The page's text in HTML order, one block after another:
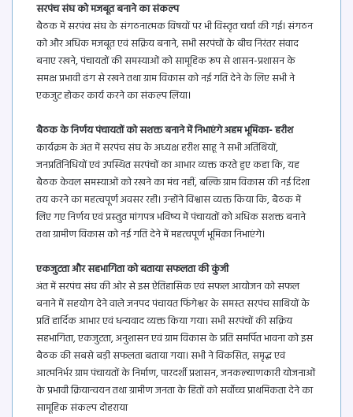
सरपंच संघ को मजबूत बनाने का संकल्प
बैठक में सरपंच संघ के संगठनात्मक विषयों पर भी विस्तृत चर्चा की गई। संगठन
को और अधिक मजबूत एवं सक्रिय बनाने, सभी सरपंचों के बीच निरंतर संवाद
बनाए रखने, पंचायतों की समस्याओं को सामूहिक रूप से शासन-प्रशासन के
समक्ष प्रभावी ढंग से रखने तथा ग्राम विकास को नई गति देने के लिए सभी ने
एकजुट होकर कार्य करने का संकल्प लिया।
बैठक के निर्णय पंचायतों को सशक्त बनाने में निभाएंगे अहम भूमिका- हरीश
कार्यक्रम के अंत में सरपंच संघ के अध्यक्ष हरीश साहू ने सभी अतिथियों,
जनप्रतिनिधियों एवं उपस्थित सरपंचों का आभार व्यक्त करते हुए कहा कि, यह
बैठक केवल समस्याओं को रखने का मंच नहीं, बल्कि ग्राम विकास की नई दिशा
तय करने का महत्वपूर्ण अवसर रही। उन्होंने विश्वास व्यक्त किया कि, बैठक में
लिए गए निर्णय एवं प्रस्तुत मांगपत्र भविष्य में पंचायतों को अधिक सशक्त बनाने
तथा ग्रामीण विकास को नई गति देने में महत्वपूर्ण भूमिका निभाएंगे।
एकजुटता और सहभागिता को बताया सफलता की कुंजी
अंत में सरपंच संघ की ओर से इस ऐतिहासिक एवं सफल आयोजन को सफल
बनाने में सहयोग देने वाले जनपद पंचायत फिंगेश्वर के समस्त सरपंच साथियों के
प्रति हार्दिक आभार एवं धन्यवाद व्यक्त किया गया। सभी सरपंचों की सक्रिय
सहभागिता, एकजुटता, अनुशासन एवं ग्राम विकास के प्रति समर्पित भावना को इस
बैठक की सबसे बड़ी सफलता बताया गया। सभी ने विकसित, समृद्ध एवं
आत्मनिर्भर ग्राम पंचायतों के निर्माण, पारदर्शी प्रशासन, जनकल्याणकारी योजनाओं
के प्रभावी क्रियान्वयन तथा ग्रामीण जनता के हितों को सर्वोच्च प्राथमिकता देने का
सामूहिक संकल्प दोहराया